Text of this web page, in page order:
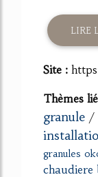
LIRE
Site :
Thèmes
granule /
granules
chaudiere